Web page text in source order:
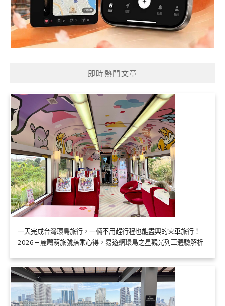
即時熱門文章
一天完成台灣環島旅行，一輛不用趕行程也能盡興的火車旅行！
2026三麗鷗萌旅號搭乘心得，易遊網環島之星觀光列車體驗解析